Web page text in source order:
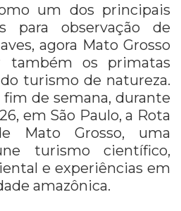
um dos principais
para observação de
agora Mato Grosso
também os primatas
turismo de natureza.
de semana, durante
em São Paulo, a Rota
Mato Grosso, uma
turismo científico,
e experiências em
amazônica.